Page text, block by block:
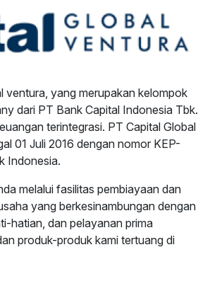
ventura, yang merupakan kelompok
dari PT Bank Capital Indonesia Tbk.
terintegrasi. PT Capital Global
01 Juli 2016 dengan nomor KEP-
Indonesia.
melalui fasilitas pembiayaan dan
yang berkesinambungan dengan
hatian, dan pelayanan prima
produk-produk kami tertuang di